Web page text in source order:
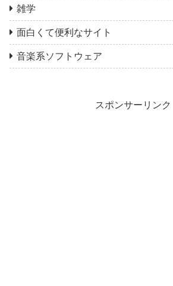
雑学
面白くて便利なサイト
音楽系ソフトウェア
スポンサーリンク